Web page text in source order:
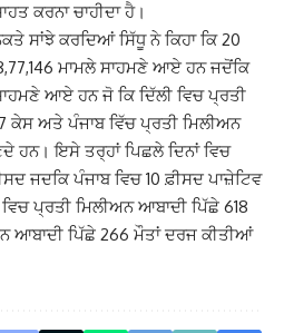
ਕਰਨਾ ਚਾਹੀਦਾ ਹੈ।
ਸਾਂਝੇ ਕਰਦਿਆਂ ਸਿੱਧੂ ਨੇ ਕਿਹਾ ਕਿ 20
ਮਾਮਲੇ ਸਾਹਮਣੇ ਆਏ ਹਨ ਜਦੋਂਕਿ
ਆਏ ਹਨ ਜੋ ਕਿ ਦਿੱਲੀ ਵਿਚ ਪ੍ਰਤੀ
ਕੇਸ ਅਤੇ ਪੰਜਾਬ ਵਿੱਚ ਪ੍ਰਤੀ ਮਿਲੀਅਨ
ਹਨ। ਇਸੇ ਤਰ੍ਹਾਂ ਪਿਛਲੇ ਦਿਨਾਂ ਵਿਚ
ਜਦਕਿ ਪੰਜਾਬ ਵਿਚ 10 ਫ਼ੀਸਦ ਪਾਜ਼ੇਟਿਵ
ਪ੍ਰਤੀ ਮਿਲੀਅਨ ਆਬਾਦੀ ਪਿੱਛੇ 618
ਆਬਾਦੀ ਪਿੱਛੇ 266 ਮੌਤਾਂ ਦਰਜ ਕੀਤੀਆਂ